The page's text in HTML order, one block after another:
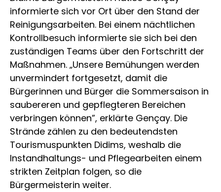
informierte sich vor Ort über den Stand der
Reinigungsarbeiten. Bei einem nächtlichen
Kontrollbesuch informierte sie sich bei den
zuständigen Teams über den Fortschritt der
Maßnahmen. „Unsere Bemühungen werden
unvermindert fortgesetzt, damit die
Bürgerinnen und Bürger die Sommersaison in
saubereren und gepflegteren Bereichen
verbringen können”, erklärte Gençay. Die
Strände zählen zu den bedeutendsten
Tourismuspunkten Didims, weshalb die
Instandhaltungs- und Pflegearbeiten einem
strikten Zeitplan folgen, so die
Bürgermeisterin weiter.